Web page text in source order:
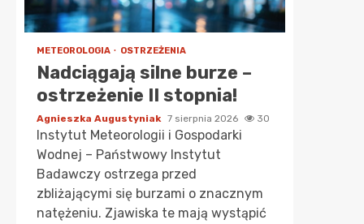
METEOROLOGIA OSTRZEŻENIA
Nadciągają silne burze –
ostrzeżenie II stopnia!
Agnieszka Augustyniak 7 sierpnia 2026 30
Instytut Meteorologii i Gospodarki
Wodnej – Państwowy Instytut
Badawczy ostrzega przed
zbliżającymi się burzami o znacznym
natężeniu. Zjawiska te mają wystąpić